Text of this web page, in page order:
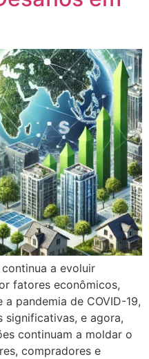
a evoluir
fatores econômicos,
pandemia de COVID-19,
significativas, e agora,
continuam a moldar o
compradores e